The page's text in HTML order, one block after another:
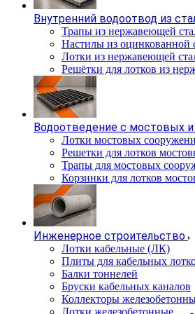
Внутренний водоотвод из
Трапы из нержавеющей
Настилы из оцинкованной
Лотки из нержавеющей
Решётки для лотков из
Водоотведение с мостовых
Лотки мостовых
Решетки для лотков
Трапы для мостовых
Корзинки для лотков
Инженерное строительство
Лотки кабельные (ЛК)
Плиты для кабельных
Балки тоннелей
Бруски кабельных каналов
Коллекторы
Лотки железобетонные